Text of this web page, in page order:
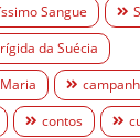
Sangue
da Suécia
contos